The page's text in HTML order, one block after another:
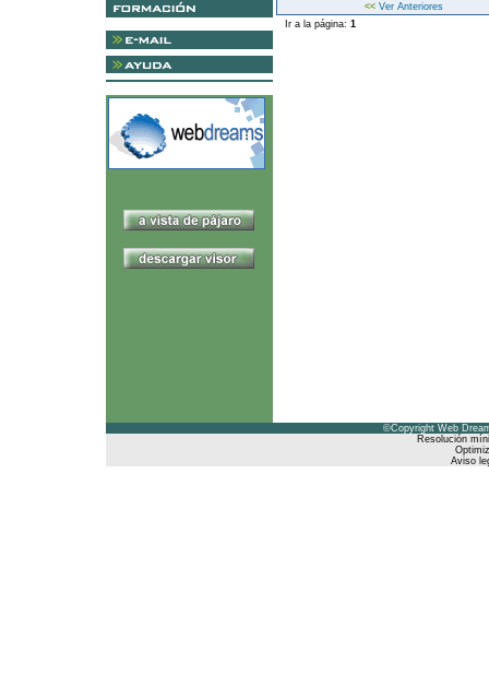
<<Ver Anteriores
Ir a la página: 1
©Copyright Web
Resolución
Aviso